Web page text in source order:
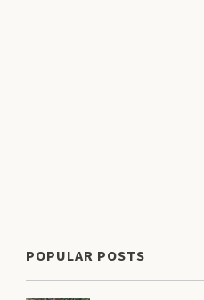
POPULAR POSTS